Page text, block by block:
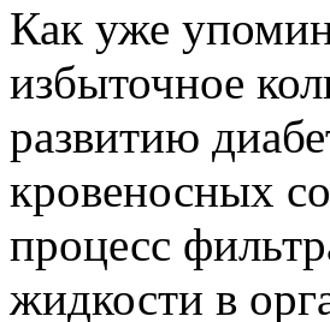
Как уже
избыточное
развитию
кровеносных
процесс
жидкости в